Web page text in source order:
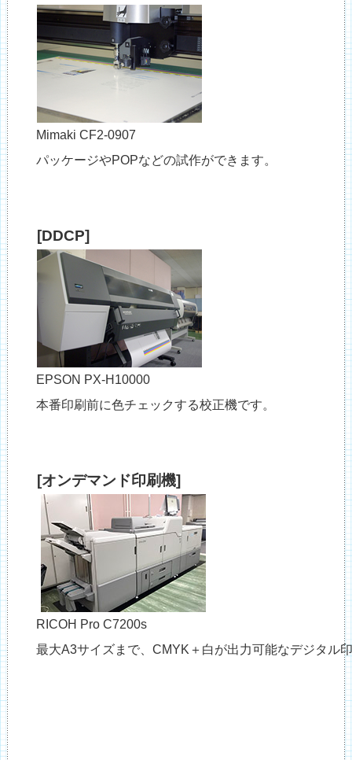
Mimaki CF2-0907
パッケージやPOPなどの試作ができます。
[DDCP]
EPSON PX-H10000
本番印刷前に色チェックする校正機です。
[オンデマンド印刷機]
RICOH Pro C7200s
最大A3サイズまで、CMYK＋白が出力可能なデジタル